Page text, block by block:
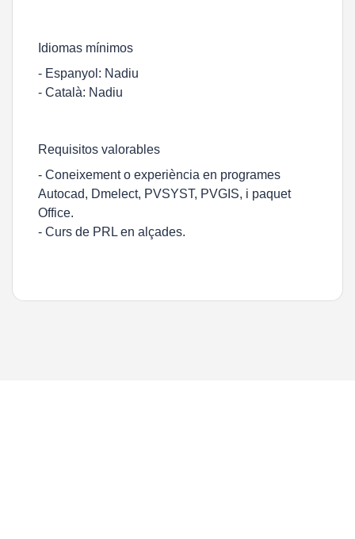
Idiomas mínimos
- Espanyol: Nadiu
- Català: Nadiu
Requisitos valorables
- Coneixement o experiència en programes
Autocad, Dmelect, PVSYST, PVGIS, i paquet
Office.
- Curs de PRL en alçades.